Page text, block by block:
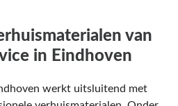
van
in Eindhoven
werkt uitsluitend met